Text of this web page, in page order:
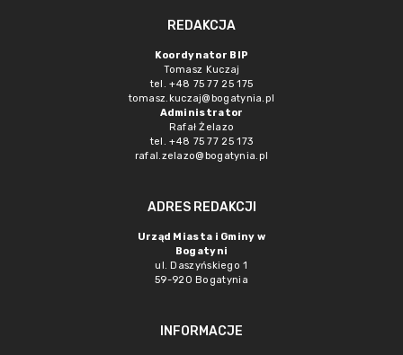
REDAKCJA
Koordynator BIP
Tomasz Kuczaj
tel. +48 75 77 25 175
tomasz.kuczaj@bogatynia.pl
Administrator
Rafał Żelazo
tel. +48 75 77 25 173
rafal.zelazo@bogatynia.pl
ADRES REDAKCJI
Urząd Miasta i Gminy w
Bogatyni
ul. Daszyńskiego 1
59-920 Bogatynia
INFORMACJE